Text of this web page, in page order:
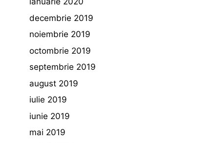
decembrie 2019
noiembrie 2019
octombrie 2019
septembrie 2019
august 2019
iulie 2019
iunie 2019
mai 2019